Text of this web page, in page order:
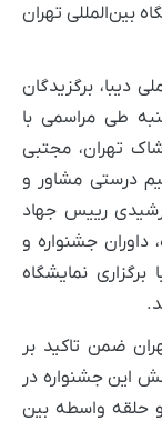
بین‌المللی تهران
دیبا، برگزیدگان
طی مراسمی با
تهران، مجتبی
درستی مشاور و
رشیدی رییس جهاد
داوران جشنواره و
نمایشگاه
ضمن تاکید بر
این جشنواره در
و حلقه واسطه بین